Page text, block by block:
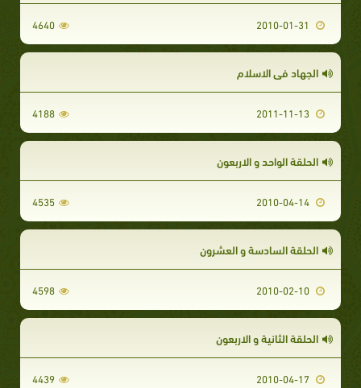
4640
الجهاد في الاسلام
4188
الحلقة الواحد و الاربعون
4535
الحلقة السادسة و العشرون
4598
الحلقة الثانية و الاربعون
4439